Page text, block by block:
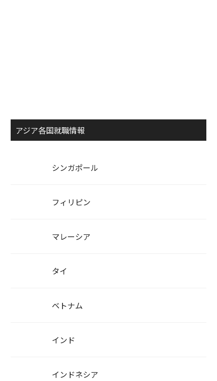
アジア各国就職情報
シンガポール
フィリピン
マレーシア
タイ
ベトナム
インド
インドネシア